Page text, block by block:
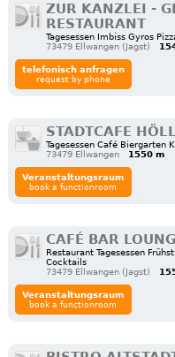
ZUR KANZLEI -
RESTAURANT
Tagesessen Imbiss Gyros
73479 Ellwangen (Jagst)
telefonisch anfragen
request by phone
STADTCAFE HÖLL
Tagesessen Café Biergarten
73479 Ellwangen
1550 m
Veranstaltungsraum
book a functionroom
CAFÉ BAR
Restaurant Tagesessen
Cocktails
73479 Ellwangen (Jagst)
Veranstaltungsraum
book a functionroom